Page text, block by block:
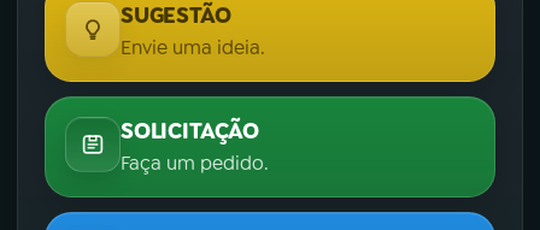
SUGESTÃO
Envie uma ideia.
SOLICITAÇÃO
Faça um pedido.